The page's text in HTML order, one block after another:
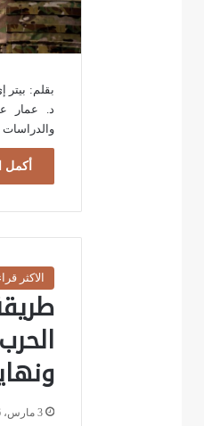
بقلم:
د. عمار
أكمل
الاكثر
3 مارس، 2026